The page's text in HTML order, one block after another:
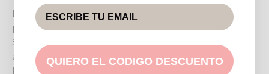
Descubre la versatilidad de la CAMISETA VIOLETA
prenda pensada para acompañarte en cada momento.
Su diseño único es perfecto para transformar tus
atuendos diarios en looks con personalidad. Imagínate
luciéndola en un brunch con amigas, disfrutando de un
QUIERO EL CODIGO DESCUENTO